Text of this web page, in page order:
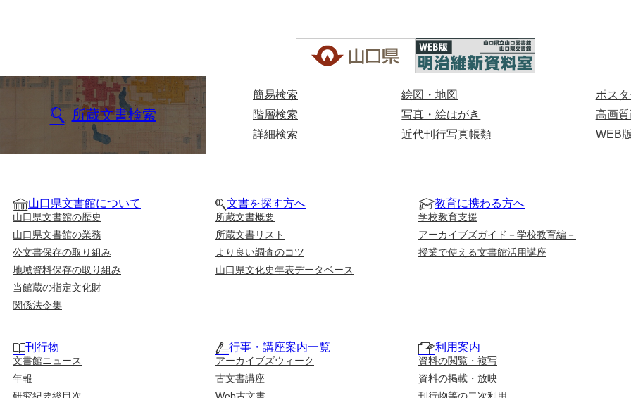
所蔵文書検索
簡易検索
階層検索
詳細検索
絵図・地図
写真・絵はがき
近代刊行写真帳類
ポス
高画
WEB
山口県文書館について
山口県文書館の歴史
山口県文書館の業務
公文書保存の取り組み
地域資料保存の取り組み
当館蔵の指定文化財
関係法令集
文書を探す方へ
所蔵文書概要
所蔵文書リスト
より良い調査のコツ
山口県文化史年表データベース
教育に携わる方へ
学校教育支援
アーカイブズガイド－学校教育編－
授業で使える文書館活用講座
刊行物
文書館ニュース
年報
行事・講座案内一覧
アーカイブズウィーク
古文書講座
利用案内
資料の閲覧・複写
資料の掲載・放映